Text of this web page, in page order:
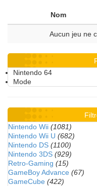
Nom
Aucun jeu ne
Nintendo 64
Mode
Nintendo Wii (1081)
Nintendo Wii U (682)
Nintendo DS (1100)
Nintendo 3DS (929)
Retro-Gaming (15)
GameBoy Advance (67)
GameCube (422)